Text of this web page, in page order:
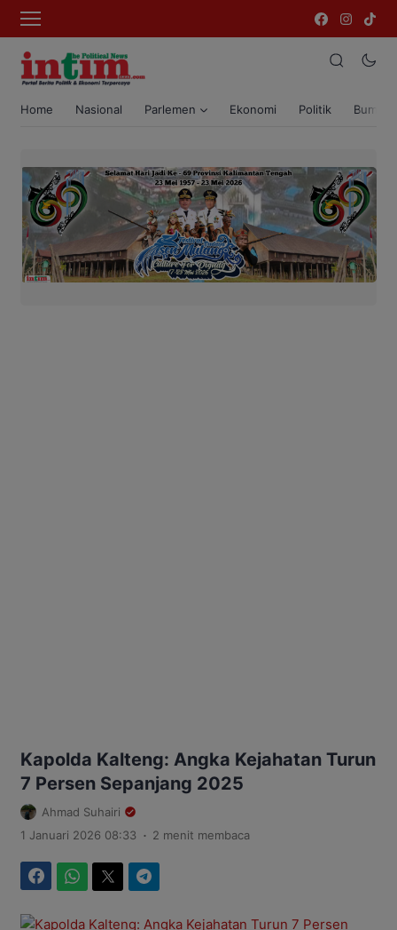
Home Nasional Parlemen Ekonomi Politik Bumi
Kapolda Kalteng: Angka Kejahatan Turun
7 Persen Sepanjang 2025
Ahmad Suhairi
1 Januari 2026 08:33 . 2 menit membaca